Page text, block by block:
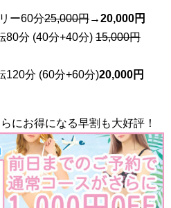
ー60分25,000円→20,000円
80分 (40分+40分) 15,000円
120分 (60分+60分)20,000円
にお得になる早割も大好評！